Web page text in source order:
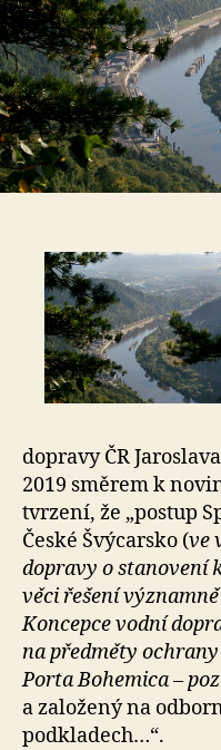
dopravy ČR
2019 směrem k
tvrzení, že „postup
České Švýcarsko (ve
dopravy o stanovení
věci řešení
Koncepce vodní
na předměty
Porta Bohemica –
a založený na
podkladech…“.